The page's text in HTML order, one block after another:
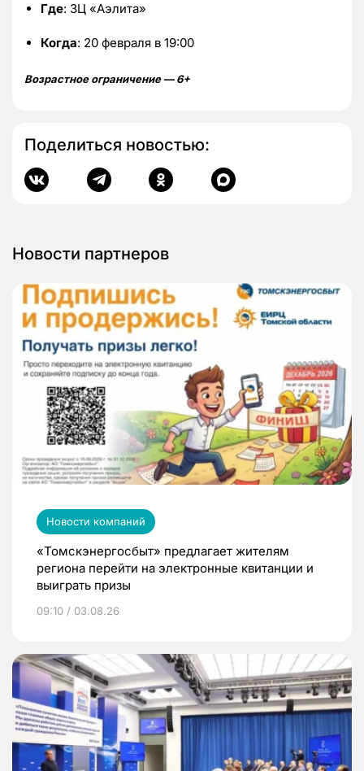
Где: ЗЦ «Аэлита»
Когда: 20 февраля в 19:00
Возрастное ограничение — 6+
Поделиться новостью:
Новости партнеров
Новости компаний
«Томскэнергосбыт» предлагает жителям
региона перейти на электронные квитанции и
выиграть призы
09:10 / 03.08.26